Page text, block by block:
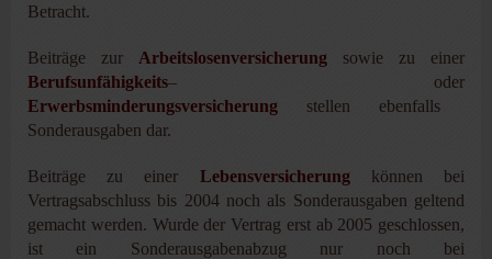
Betracht.
Beiträge zur Arbeitslosenversicherung sowie zu einer
Berufsunfähigkeits– oder
Erwerbsminderungsversicherung stellen ebenfalls
Sonderausgaben dar.
Beiträge zu einer Lebensversicherung können bei
Vertragsabschluss bis 2004 noch als Sonderausgaben geltend
gemacht werden. Wurde der Vertrag erst ab 2005 geschlossen,
ist ein Sonderausgabenabzug nur noch bei